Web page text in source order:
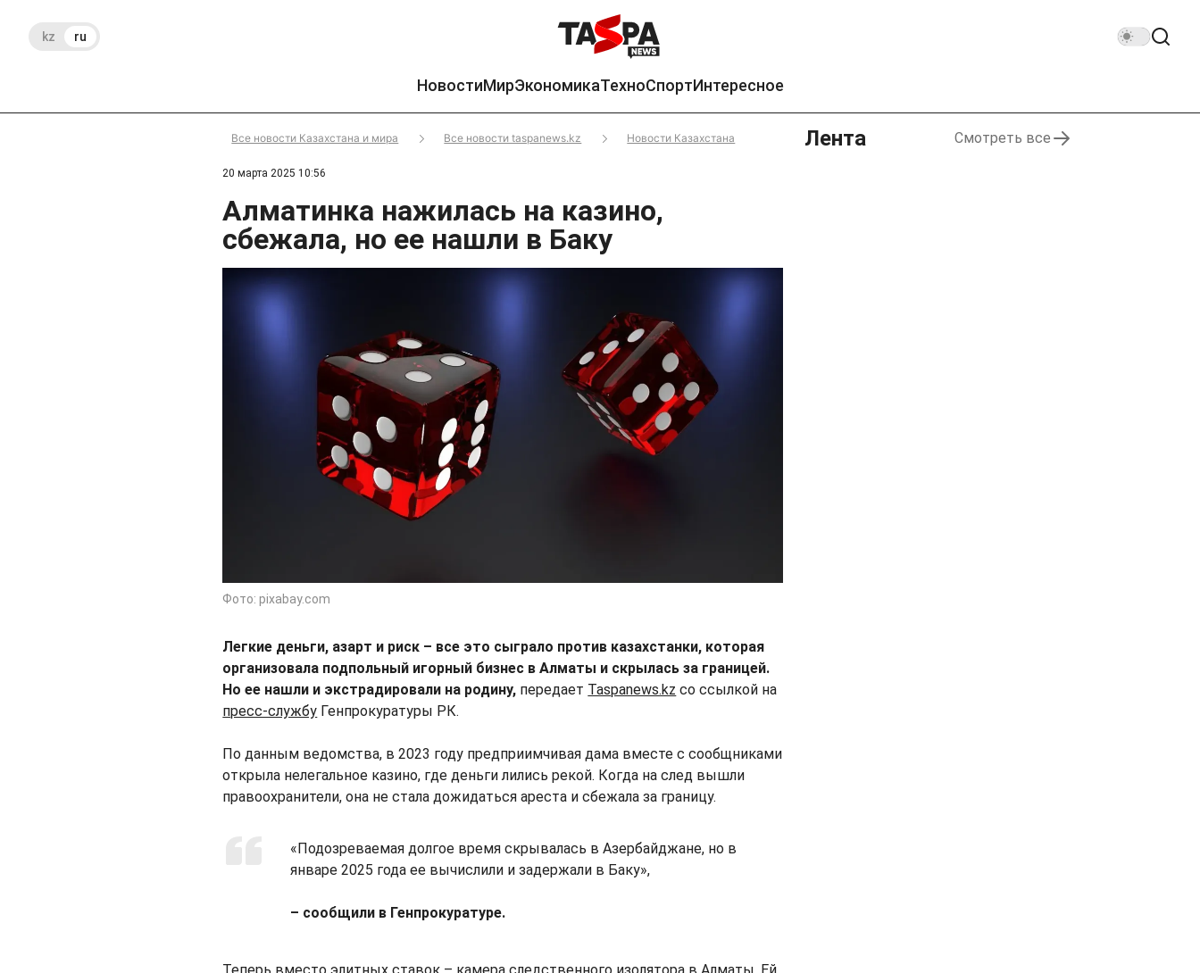
kz ru
НовостиМирЭкономикаТехноСпортИнтересное
Все новости Казахстана и мира Все новости taspanews.kz Новости Казахстана
20 марта 2025 10:56
Алматинка нажилась на казино,
сбежала, но ее нашли в Баку
Фото: pixabay.com
Легкие деньги, азарт и риск – все это сыграло против казахстанки, которая
организовала подпольный игорный бизнес в Алматы и скрылась за границей.
Но ее нашли и экстрадировали на родину, передает Taspanews.kz со ссылкой на
пресс-службу Генпрокуратуры РК.
По данным ведомства, в 2023 году предприимчивая дама вместе с сообщниками
открыла нелегальное казино, где деньги лились рекой. Когда на след вышли
правоохранители, она не стала дожидаться ареста и сбежала за границу.
«Подозреваемая долгое время скрывалась в Азербайджане, но в
январе 2025 года ее вычислили и задержали в Баку»,
– сообщили в Генпрокуратуре.
Лента Смотреть все